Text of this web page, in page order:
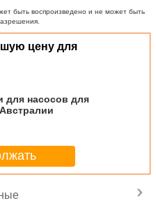
быть воспроизведено и не может быть
цену для
для насосов для